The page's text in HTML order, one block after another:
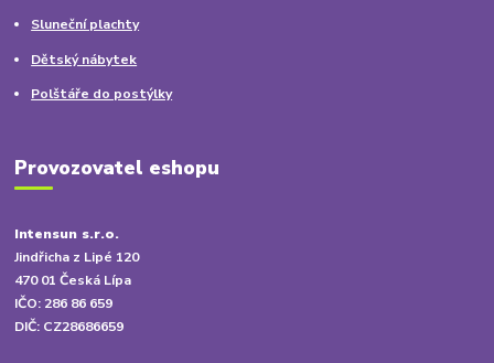
Sluneční plachty
Dětský nábytek
Polštáře do postýlky
Provozovatel eshopu
Intensun s.r.o.
Jindřicha z Lipé 120
470 01 Česká Lípa
IČO: 286 86 659
DIČ: CZ28686659